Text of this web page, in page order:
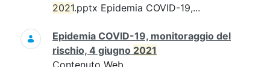
2021.pptx Epidemia COVID-19,...
Epidemia COVID-19, monitoraggio del
rischio, 4 giugno 2021
Contenuto Web